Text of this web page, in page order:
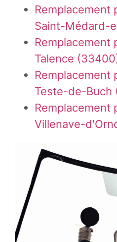
Remplacement
Saint-Médard-
Remplacement
Talence
Remplacement
Teste-de-Buch
Remplacement
Villenave-